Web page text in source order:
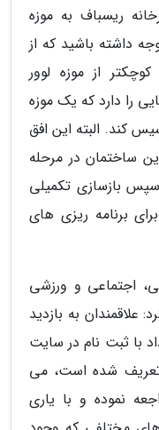
ریسباف به موزه
داشته باشید که از
از موزه لوور
را دارد که یک موزه
کند. البته این افق
ساختمان در مرحله
بازسازی تکمیلی
برنامه ریزی های
اجتماعی و ورزشی
علاقمندان به بازدید
با ثبت نام در سایت
شده است، می
نموده و با یاری